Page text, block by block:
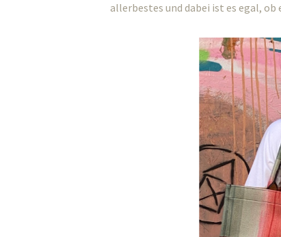
allerbestes und dabei ist es egal,